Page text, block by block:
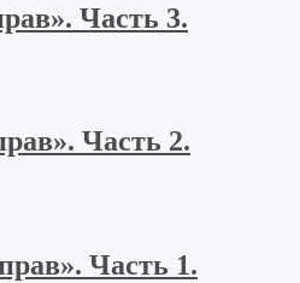
Часть 3.
Часть 2.
Часть 1.